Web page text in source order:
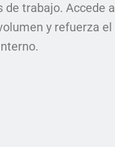
de trabajo. Accede a
y refuerza el